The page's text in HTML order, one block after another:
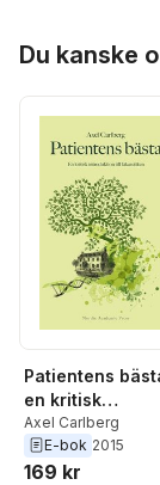
och kloning
Du kanske
Patientens
en kritisk
introduktion till
läkaretiken
Axel Carlberg
E-bok 2015
169 kr